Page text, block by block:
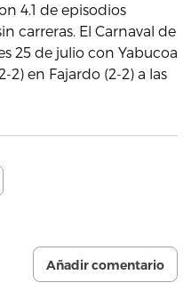
4.1 de episodios
carreras. El Carnaval de
25 de julio con Yabucoa
2) en Fajardo (2-2) a las
Añadir comentario